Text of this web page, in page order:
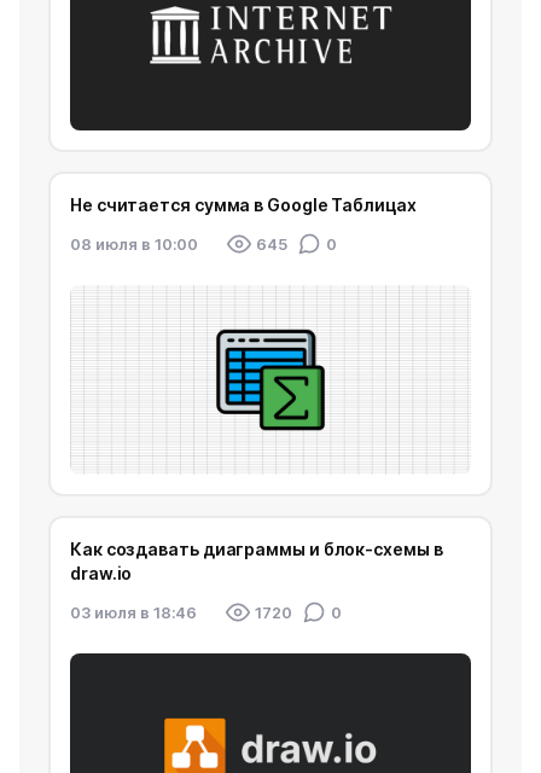
Не считается сумма в Google Таблицах
08 июля в 10:00 645 0
Как создавать диаграммы и блок-схемы в
draw.io
03 июля в 18:46 1720 0